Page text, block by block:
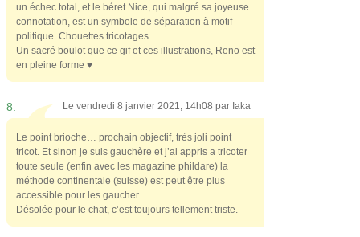
un échec total, et le béret Nice, qui malgré sa joyeuse
connotation, est un symbole de séparation à motif
politique. Chouettes tricotages.
Un sacré boulot que ce gif et ces illustrations, Reno est
en pleine forme ♥
8. Le vendredi 8 janvier 2021, 14h08 par Iaka
Le point brioche… prochain objectif, très joli point
tricot. Et sinon je suis gauchère et j’ai appris a tricoter
toute seule (enfin avec les magazine phildare) la
méthode continentale (suisse) est peut être plus
accessible pour les gaucher.
Désolée pour le chat, c’est toujours tellement triste.